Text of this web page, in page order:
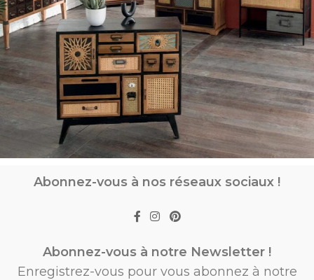
Abonnez-vous à nos réseaux sociaux !
Abonnez-vous à notre Newsletter !
Enregistrez-vous pour vous abonnez à notre